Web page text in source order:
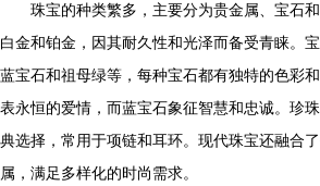
珠宝的种类繁多，主要分为贵金属、宝石
白金和铂金，因其耐久性和光泽而备受青睐。
蓝宝石和祖母绿等，每种宝石都有独特的色彩
表永恒的爱情，而蓝宝石象征智慧和忠诚。珍
典选择，常用于项链和耳环。现代珠宝还融合
属，满足多样化的时尚需求。